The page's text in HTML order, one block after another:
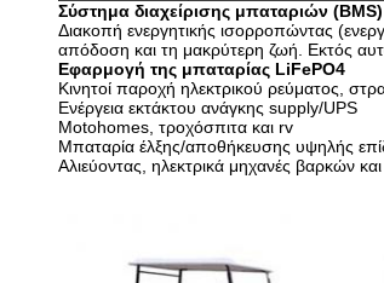
Σύστημα διαχείρισης μπαταριών (BMS)
Διακοπή ενεργητικής ισορροπώντας
απόδοση και τη μακρύτερη ζωή. Εκτός
Εφαρμογή της μπαταρίας LiFePO4
Κινητοί παροχή ηλεκτρικού ρεύματος,
Ενέργεια εκτάκτου ανάγκης supply/UPS
Motohomes, τροχόσπιτα και rv
Μπαταρία έλξης/αποθήκευσης υψηλής
Αλιεύοντας, ηλεκτρικά μηχανές βαρκών